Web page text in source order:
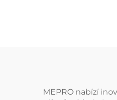
MEPRO nabízí